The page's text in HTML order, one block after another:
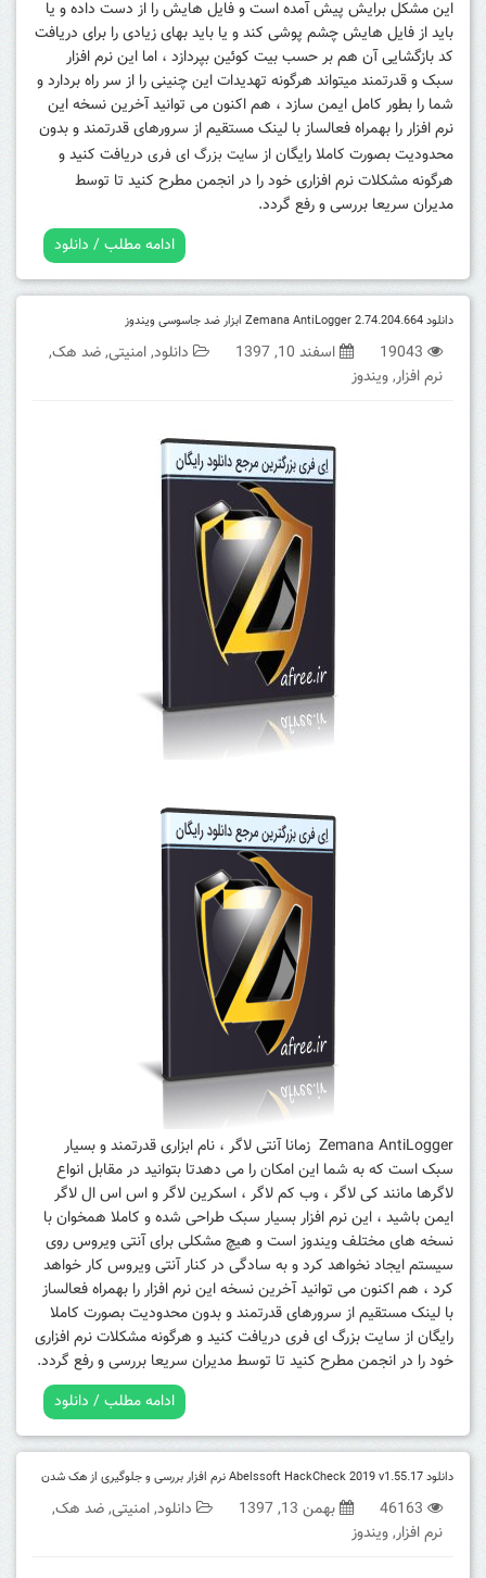
این مشکل برایش پیش آمده است و فایل هایش را از دست داده و یا
باید از فایل هایش چشم پوشی کند و یا باید بهای زیادی را برای دریافت
کد بازگشایی آن هم بر حسب بیت کوئین بپردازد ، اما این نرم افزار
سبک و قدرتمند میتواند هرگونه تهدیدات این چنینی را از سر راه بردارد و
شما را بطور کامل ایمن سازد ، هم اکنون می توانید آخرین نسخه این
نرم افزار را بهمراه فعالساز با لینک مستقیم از سرورهای قدرتمند و بدون
محدودیت بصورت کاملا رایگان از سایت بزرگ ای فری دریافت کنید و
هرگونه مشکلات نرم افزاری خود را در انجمن مطرح کنید تا توسط
مدیران سریعا بررسی و رفع گردد.
ادامه مطلب / دانلود
دانلود Zemana AntiLogger 2.74.204.664 ابزار ضد جاسوسی ویندوز
19043 اسفند 10, 1397 دانلود,امنیتی,ضد هک,
نرم افزار,ویندوز
Zemana AntiLogger زمانا آنتی لاگر ، نام ابزاری قدرتمند و بسیار
سبک است که به شما این امکان را می دهدتا بتوانید در مقابل انواع
لاگرها مانند کی لاگر ، وب کم لاگر ، اسکرین لاگر و اس اس ال لاگر
ایمن باشید ، این نرم افزار بسیار سبک طراحی شده و کاملا همخوان با
نسخه های مختلف ویندوز است و هیچ مشکلی برای آنتی ویروس روی
سیستم ایجاد نخواهد کرد و به سادگی در کنار آنتی ویروس کار خواهد
کرد ، هم اکنون می توانید آخرین نسخه این نرم افزار را بهمراه فعالساز
با لینک مستقیم از سرورهای قدرتمند و بدون محدودیت بصورت کاملا
رایگان از سایت بزرگ ای فری دریافت کنید و هرگونه مشکلات نرم افزاری
خود را در انجمن مطرح کنید تا توسط مدیران سریعا بررسی و رفع گردد.
ادامه مطلب / دانلود
دانلود Abelssoft HackCheck 2019 v1.55.17 نرم افزار بررسی و جلوگیری از هک شدن
46163 بهمن 13, 1397 دانلود,امنیتی,ضد هک,
نرم افزار,ویندوز